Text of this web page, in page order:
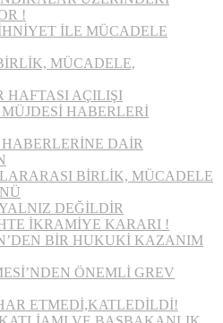
!
İLE MÜCADELE
MÜCADELE,
HAFTASI AÇILIŞI
HABERLERİ
DAİR
BİRLİK, MÜCADELE
DEĞİLDİR
İKRAMİYE KARARI !
BİR HUKUKİ KAZANIM
ÖNEMLİ GREV
ETMEDİ,KATLEDİLDİ!